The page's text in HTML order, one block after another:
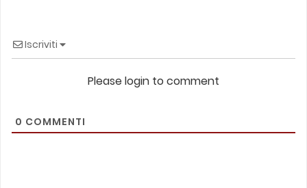
Iscriviti
Please login to comment
0 COMMENTI